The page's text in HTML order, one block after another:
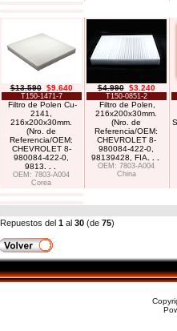
$13.590 $9.640
T150-1471-7
Filtro de Polen Cu-
2141,
216x200x30mm.
(Nro. de
Referencia/OEM:
CHEVROLET 8-
980084-422-0,
9813
OEM: 7803-A004
Corea
$4.990 $3.240
T150-0851-2
Filtro de Polen,
216x200x30mm.
(Nro. de
Referencia/OEM:
CHEVROLET 8-
980084-422-0,
98139428, FIA
OEM: 7803-A004
China
Repuestos del 1al 30(de 75)